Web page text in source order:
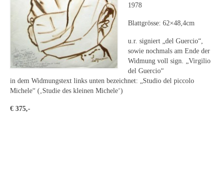
Weitere Künstler nach 1945
Kunst 1900-1945
Walter Becker
Ernst Geitlinger
Erich Hartmann
1978
Blattgrösse: 62×48,4cm
u.r. signiert „del Guercio“,
sowie nochmals am Ende der
Widmung voll sign. „Virgilio
del Guercio“
in dem Widmungstext links unten bezeichnet: „Studio del piccolo
Michele“ (‚Studie des kleinen Michele‘)
€ 375,-